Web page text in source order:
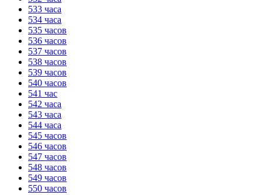
533 часа
534 часа
535 часов
536 часов
537 часов
538 часов
539 часов
540 часов
541 час
542 часа
543 часа
544 часа
545 часов
546 часов
547 часов
548 часов
549 часов
550 часов